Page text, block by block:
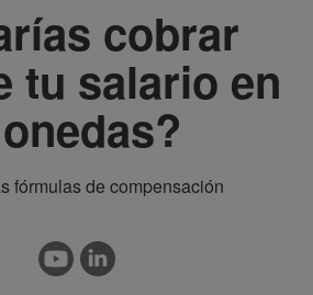
cobrar
tu salario en
fórmulas de compensación